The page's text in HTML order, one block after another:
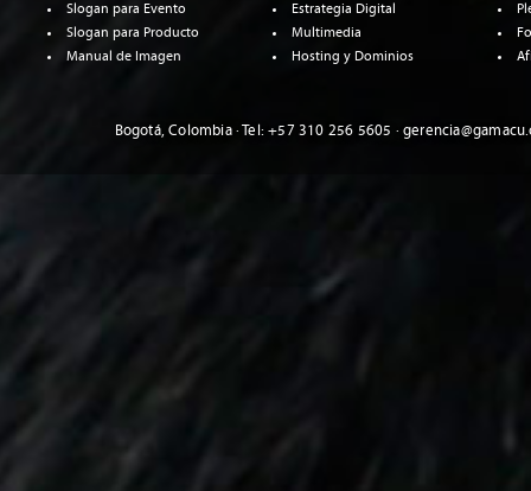
Slogan para Evento
Slogan para Producto
Manual de Imagen
Estrategia Digital
Multimedia
Hosting y Dominios
Bogotá, Colombia · Tel: +57 310 256 5605 ·